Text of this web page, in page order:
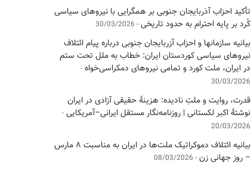
تأکید احزاب آذربایجان جنوبی بر همگرایی با نیروهای سیاسی
کُرد بر پایه احترام به حدود تاریخی 30/03/2026
بیانیه سازمانها و احزاب آزربایجان جنوبی درباره پیام ائتلاف
نیروهای سیاسی کوردستان ایران: خطاب به ملل تحت ستم
در ایران، ملت کورد و تمامی نیروهای دمکراسی‌خواه
30/03/2026
قدرت، روایت و ملتِ نادیده: هزینهٔ حقیقی آزادی در ایران
نوشتهٔ اکبر لکستانی | روزنامه‌نگار مستقل ایرانی–آمریکایی
20/03/2026
بیانیه ائتلاف دموکراتیک ملت‌ها در ایران به مناسبت ۸ مارس
– روز جهانی زن 08/03/2026